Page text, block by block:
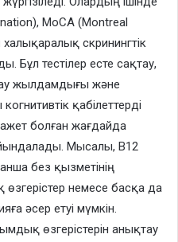
MoCA (Montreal
скринингтік
Бұл тестілер есте сақтау,
жылдамдығы және
қабілеттерді
болған жағдайда
Мысалы, В12
без қызметінің
немесе басқа да
әсер етуі мүмкін.
өзгерістерін анықтау